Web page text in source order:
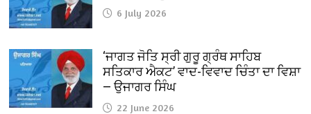
6 July 2026
‘ਜਾਗਤ ਜੋਤਿ ਸ੍ਰੀ ਗੁਰੂ ਗ੍ਰੰਥ ਸਾਹਿਬ
ਸਤਿਕਾਰ ਐਕਟ’ ਵਾਦ-ਵਿਵਾਦ ਚਿੰਤਾ ਦਾ ਵਿਸ਼ਾ
— ਉਜਾਗਰ ਸਿੰਘ
22 June 2026